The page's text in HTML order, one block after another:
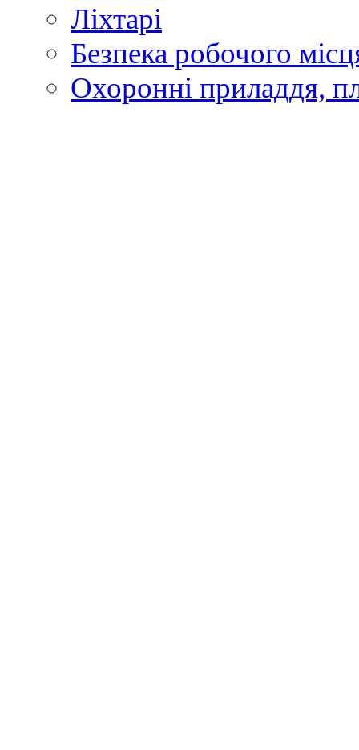
Ліхтарі
Безпека робочого
Охоронні приладдя,